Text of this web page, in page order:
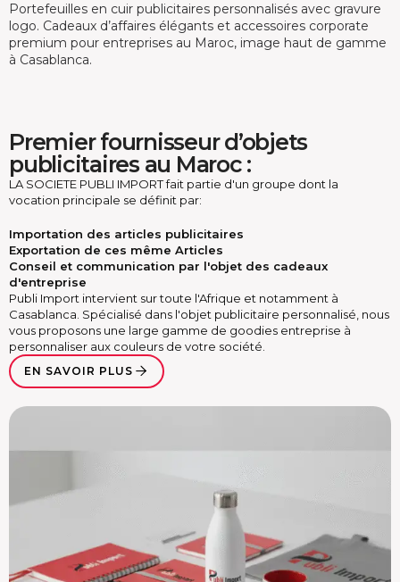
Portefeuilles en cuir publicitaires personnalisés avec gravure
logo. Cadeaux d’affaires élégants et accessoires corporate
premium pour entreprises au Maroc, image haut de gamme
à Casablanca.
Premier fournisseur d’objets
publicitaires au Maroc :
LA SOCIETE PUBLI IMPORT fait partie d'un groupe dont la
vocation principale se définit par:
Importation des articles publicitaires
Exportation de ces même Articles
Conseil et communication par l'objet des cadeaux
d'entreprise
Publi Import intervient sur toute l'Afrique et notamment à
Casablanca. Spécialisé dans l'objet publicitaire personnalisé, nous
vous proposons une large gamme de goodies entreprise à
personnaliser aux couleurs de votre société.
EN SAVOIR PLUS